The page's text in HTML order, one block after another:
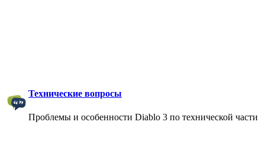
Технические вопросы
Проблемы и особенности Diablo 3 по технической части